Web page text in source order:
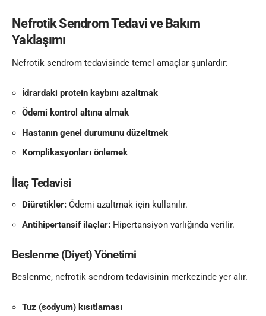
Nefrotik Sendrom Tedavi ve Bakım
Yaklaşımı
Nefrotik sendrom tedavisinde temel amaçlar şunlardır:
İdrardaki protein kaybını azaltmak
Ödemi kontrol altına almak
Hastanın genel durumunu düzeltmek
Komplikasyonları önlemek
İlaç Tedavisi
Diüretikler: Ödemi azaltmak için kullanılır.
Antihipertansif ilaçlar: Hipertansiyon varlığında verilir.
Beslenme (Diyet) Yönetimi
Beslenme, nefrotik sendrom tedavisinin merkezinde yer alır.
Tuz (sodyum) kısıtlaması